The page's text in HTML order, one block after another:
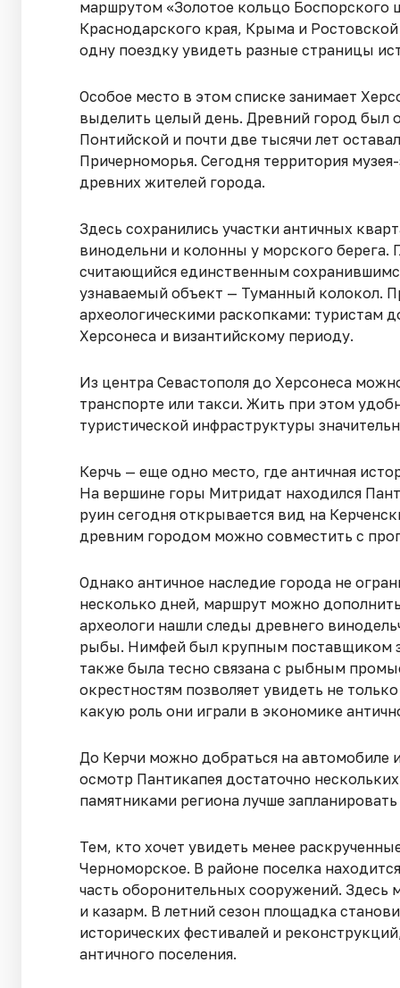
маршрутом «Золотое кольцо Боспорского
Краснодарского края, Крыма и
одну поездку увидеть разные страницы
Особое место в этом списке занимает
выделить целый день. Древний город был
Понтийской и почти две тысячи лет
Причерноморья. Сегодня территория
древних жителей города.
Здесь сохранились участки античных
винодельни и колонны у морского берега.
считающийся единственным
узнаваемый объект — Туманный колокол.
археологическими раскопками: туристам
Херсонеса и византийскому периоду.
Из центра Севастополя до Херсонеса
транспорте или такси. Жить при этом
туристической инфраструктуры
Керчь — еще одно место, где античная
На вершине горы Митридат находился
руин сегодня открывается вид на
древним городом можно совместить с
Однако античное наследие города не
несколько дней, маршрут можно
археологи нашли следы древнего
рыбы. Нимфей был крупным поставщиком
также была тесно связана с рыбным
окрестностям позволяет увидеть не
какую роль они играли в экономике
До Керчи можно добраться на автомобиле
осмотр Пантикапея достаточно
памятниками региона лучше
Тем, кто хочет увидеть менее
Черноморское. В районе поселка
часть оборонительных сооружений.
и казарм. В летний сезон площадка
исторических фестивалей и
античного поселения.